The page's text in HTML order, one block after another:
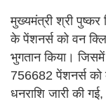
मुख्यमंत्री श्री पुष्कर
के पेंशनर्स को वन
भुगतान किया।
756682 पेंशनर्स
धनराशि जारी की गई,